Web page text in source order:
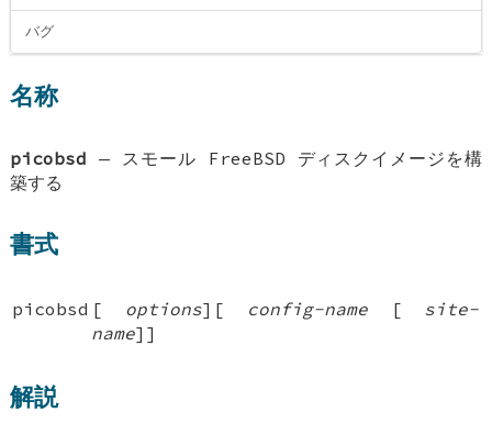
バグ
名称
picobsd — スモール FreeBSD ディスクイメージを構
築する
書式
picobsd [ options][ config-name[ site-
name] ]
解説